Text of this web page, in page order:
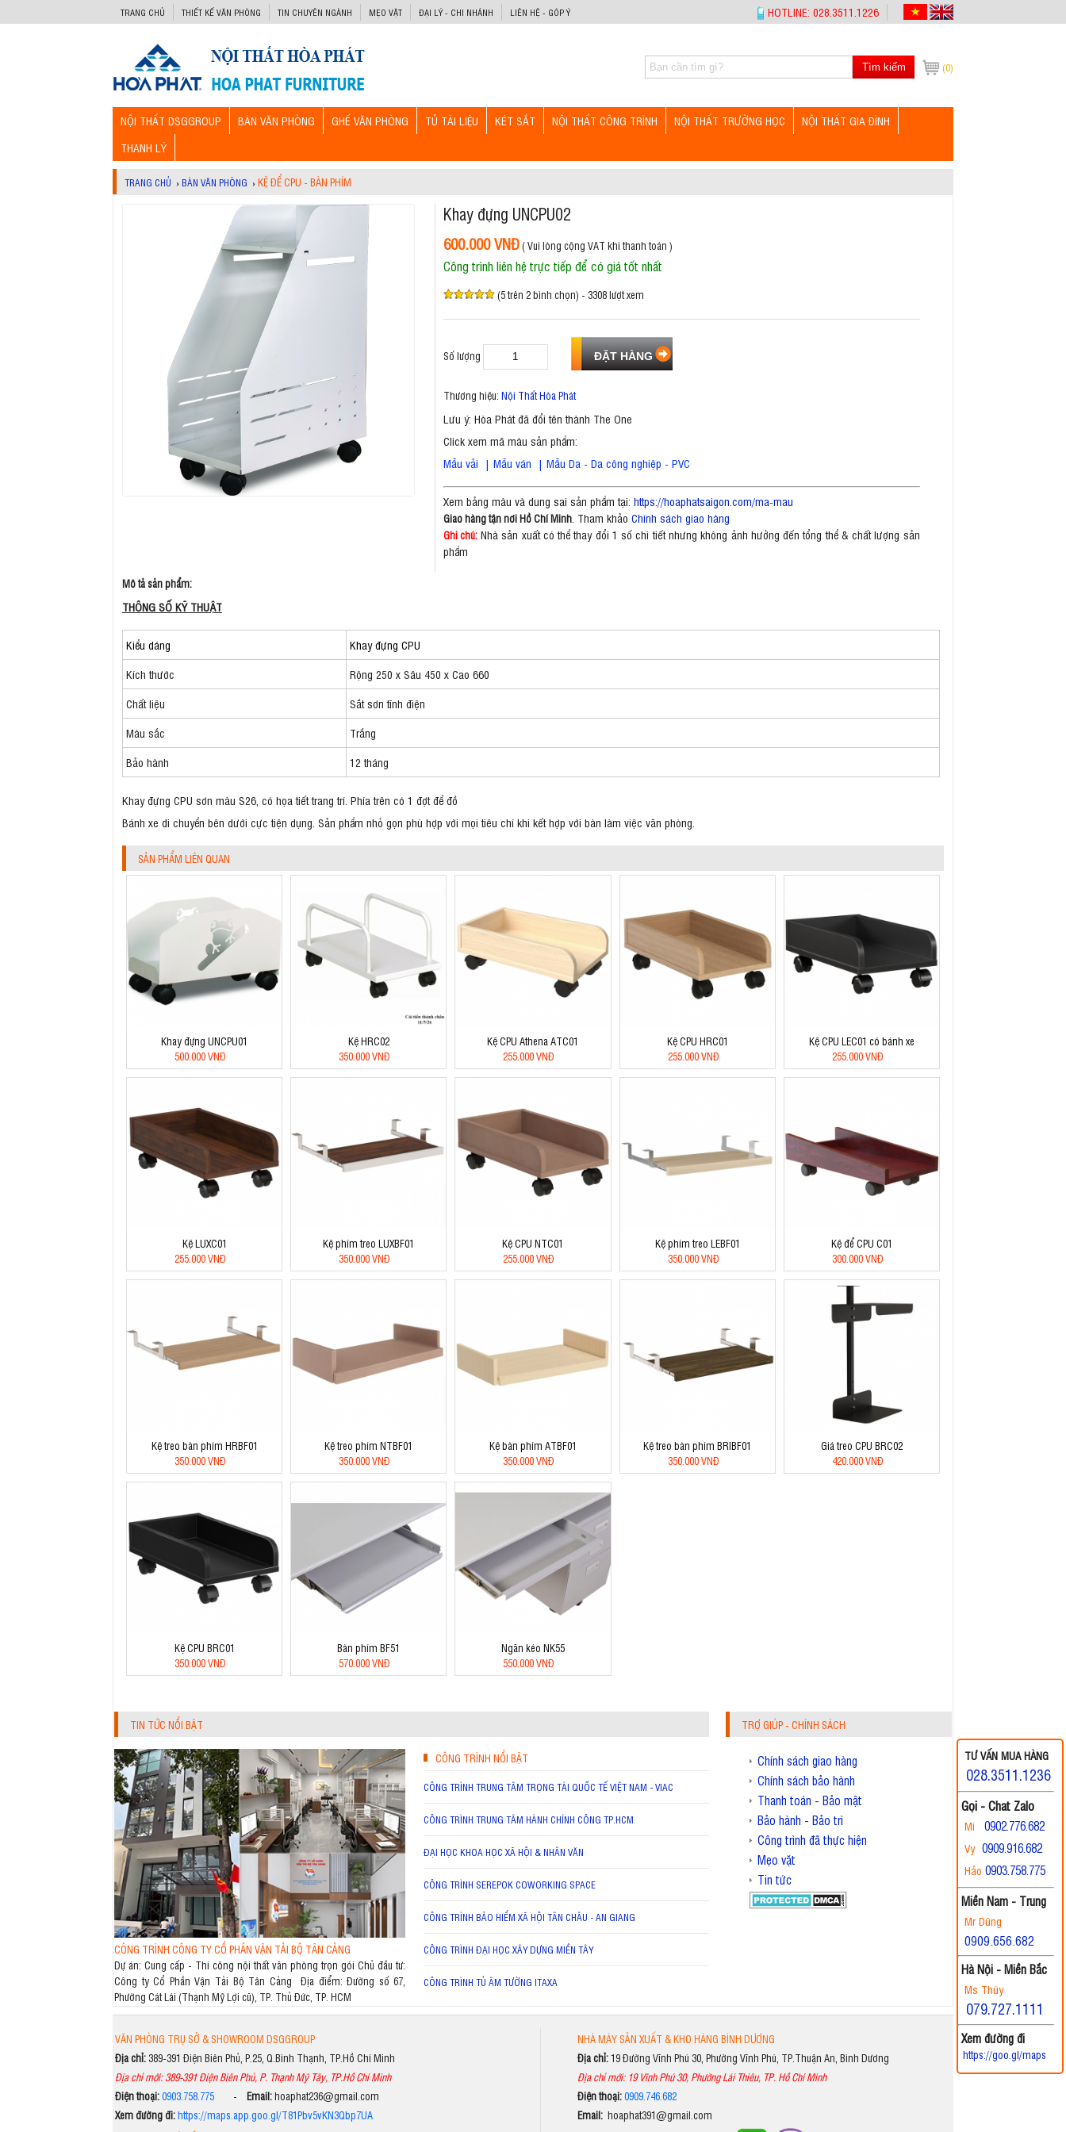
TRANG CHỦ THIẾT KẾ VĂN PHÒNG TIN CHUYÊN NGÀNH MẸO VẶT ĐẠI LÝ - CHI NHÁNH LIÊN HỆ - GÓP Ý HOTLINE: 028.3511.1226
(0)
Tìm kiếm
NỘI THẤT DSGGROUP BÀN VĂN PHÒNG GHẾ VĂN PHÒNG TỦ TÀI LIỆU KÉT SẮT NỘI THẤT CÔNG TRÌNH NỘI THẤT TRƯỜNG HỌC
NỘI THẤT GIA ĐÌNH
THANH LÝ
TRANG CHỦ › BÀN VĂN PHÒNG ›KỆ ĐỂ CPU - BÀN PHÍM
Khay đựng UNCPU02
600.000 VNĐ( Vui lòng cộng VAT khi thanh toán )
Công trình liên hệ trực tiếp để có giá tốt nhất
(5 trên 2 bình chọn) - 3308 lượt xem
Số lượng
Thương hiệu: Nội Thất Hòa Phát
Lưu ý: Hòa Phát đã đổi tên thành The One
Click xem mã màu sản phẩm:
Mẫu vải | Mẫu ván | Mẫu Da - Da công nghiệp - PVC
Xem bảng màu và dung sai sản phẩm tại: https://hoaphatsaigon.com/ma-mau
Giao hàng tận nơi Hồ Chí Minh. Tham khảo Chính sách giao hàng
Ghi chú:Nhà sản xuất có thể thay đổi 1 số chi tiết nhưng không ảnh hưởng đến tổng thể & chất lượng sản
phẩm
Mô tả sản phẩm:
THÔNG SỐ KỸ THUẬT
Kiểu dáng
Khay đựng CPU
Kích thước
Rộng 250 x Sâu 450 x Cao 660
Chất liệu
Sắt sơn tĩnh điện
Màu sắc
Trắng
Bảo hành
12 tháng
Khay đựng CPU sơn màu S26, có họa tiết trang trí. Phía trên có 1 đợt để đồ
Bánh xe di chuyển bên dưới cực tiện dụng. Sản phẩm nhỏ gọn phù hợp với mọi tiêu chí khi kết hợp với bàn làm việc văn phòng.
SẢN PHẨM LIÊN QUAN
Khay đựng UNCPU01
500.000 VNĐ
Kệ HRC02
350.000 VNĐ
Kệ CPU Athena ATC01
255.000 VNĐ
Kệ CPU HRC01
255.000 VNĐ
Kệ CPU LEC01 có bánh xe
255.000 VNĐ
Kệ LUXC01
255.000 VNĐ
Kệ phím treo LUXBF01
350.000 VNĐ
Kệ CPU NTC01
255.000 VNĐ
Kệ phím treo LEBF01
350.000 VNĐ
Kệ để CPU C01
300.000 VNĐ
Kệ treo bàn phím HRBF01
350.000 VNĐ
Kệ treo phím NTBF01
350.000 VNĐ
Kệ bàn phím ATBF01
350.000 VNĐ
Kệ treo bàn phím BRIBF01
350.000 VNĐ
Giá treo CPU BRC02
420.000 VNĐ
Kệ CPU BRC01
350.000 VNĐ
Bàn phím BF51
570.000 VNĐ
Ngăn kéo NK55
550.000 VNĐ
TIN TỨC NỔI BẬT
CÔNG TRÌNH CÔNG TY CỔ PHẦN VẬN TẢI BỘ TÂN CẢNG
Dự án: Cung cấp - Thi công nội thất văn phòng trọn gói Chủ đầu tư:
Công ty Cổ Phần Vận Tải Bộ Tân Cảng Địa điểm: Đường số 67,
Phường Cát Lái (Thạnh Mỹ Lợi cũ), TP. Thủ Đức, TP. HCM
CÔNG TRÌNH NỔI BẬT
CÔNG TRÌNH TRUNG TÂM TRỌNG TÀI QUỐC TẾ VIỆT NAM - VIAC
CÔNG TRÌNH TRUNG TÂM HÀNH CHÍNH CÔNG TP.HCM
ĐẠI HỌC KHOA HỌC XÃ HỘI & NHÂN VĂN
CÔNG TRÌNH SEREPOK COWORKING SPACE
CÔNG TRÌNH BẢO HIỂM XÃ HỘI TÂN CHÂU - AN GIANG
CÔNG TRÌNH ĐẠI HỌC XÂY DỰNG MIỀN TÂY
CÔNG TRÌNH TỦ ÂM TƯỜNG ITAXA
TRỢ GIÚP - CHÍNH SÁCH
Chính sách giao hàng
Chính sách bảo hành
Thanh toán - Bảo mật
Bảo hành - Bảo trì
Công trình đã thực hiện
Mẹo vặt
Tin tức
VĂN PHÒNG TRỤ SỞ & SHOWROOM DSGGROUP
Địa chỉ: 389-391 Điện Biên Phủ, P.25, Q.Bình Thạnh, TP.Hồ Chí Minh
Địa chỉ mới: 389-391 Điện Biên Phủ, P. Thạnh Mỹ Tây, TP.Hồ Chí Minh
Điện thoại:0903.758.775 - Email:hoaphat236@gmail.com
Xem đường đi:https://maps.app.goo.gl/T81Pbv5vKN3Qbp7UA
NHÀ MÁY SẢN XUẤT & KHO HÀNG BÌNH DƯƠNG
Địa chỉ:19 Đường Vĩnh Phú 30, Phường Vĩnh Phú, TP.Thuận An, Bình Dương
Địa chỉ mới: 19 Vĩnh Phú 30, Phường Lái Thiêu, TP. Hồ Chí Minh
Điện thoại:0909.746.682
Email: hoaphat391@gmail.com
TƯ VẤN MUA HÀNG
028.3511.1236
Gọi - Chat Zalo
Mi0902.776.682
Vy 0909.916.682
Hảo0903.758.775
Miền Nam - Trung
Mr Dũng
0909.656.682
Hà Nội - Miền Bắc
Ms Thúy
079.727.1111
Xem đường đi
https://goo.gl/maps